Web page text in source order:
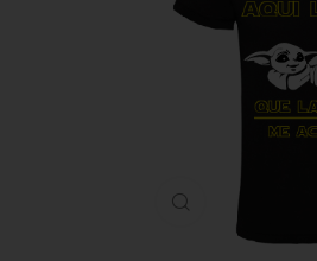
Haga clic para